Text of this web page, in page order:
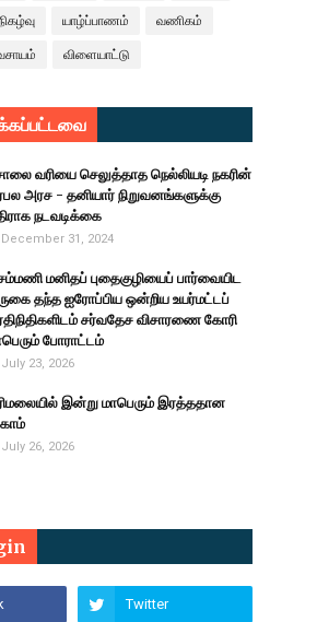
யாழ்ப்பாணம் வணிகம்
விளையாட்டு
வரியை செலுத்தாத நெல்லியடி நகரின்
அரச - தனியார் நிறுவனங்களுக்கு
நடவடிக்கை
December 31, 2024
மனிதப் புதைகுழியைப் பார்வையிட
தந்த ஐரோப்பிய ஒன்றிய உயர்மட்டப்
சர்வதேச விசாரணை கோரி
போராட்டம்
July 23, 2026
இன்று மாபெரும் இரத்ததான
July 26, 2026